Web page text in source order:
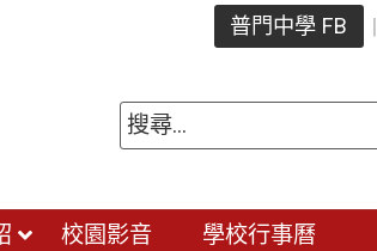
普門中學 FB
校園影音 學校行事曆